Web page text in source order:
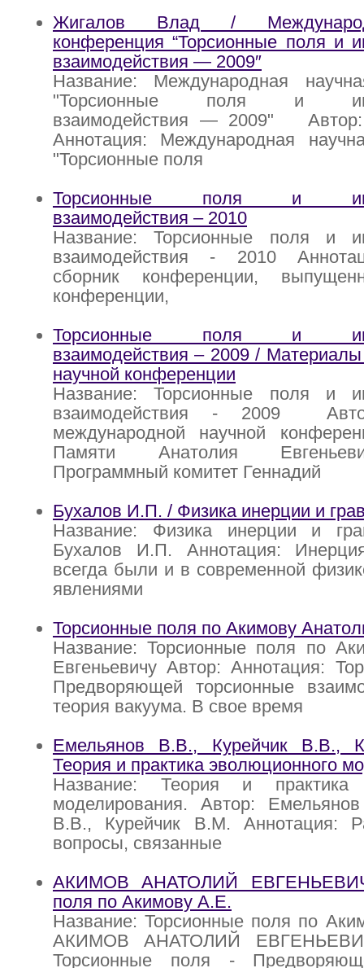
Жигалов Влад /
конференция “Торсионные поля и
взаимодействия — 2009″
Название: Международная
"Торсионные поля и
взаимодействия — 2009"
Аннотация: Международная
"Торсионные поля
Торсионные поля и
взаимодействия – 2010
Название: Торсионные поля и
взаимодействия - 2010
сборник конференции,
конференции,
Торсионные поля и
взаимодействия – 2009 /
научной конференции
Название: Торсионные поля и
взаимодействия - 2009
международной научной
Памяти Анатолия
Программный комитет Геннадий
Бухалов И.П. / Физика инерции и
Название: Физика инерции и
Бухалов И.П. Аннотация:
всегда были и в современной
явлениями
Торсионные поля по Акимову
Название: Торсионные поля по
Евгеньевичу Автор: Аннотация:
Предворяющей торсионные
теория вакуума. В свое время
Емельянов В.В., Курейчик В.В.,
Теория и практика эволюционного
Название: Теория и практика
моделирования. Автор:
В.В., Курейчик В.М. Аннотация:
вопросы, связанные
АКИМОВ АНАТОЛИЙ
поля по Акимову А.Е.
Название: Торсионные поля по
АКИМОВ АНАТОЛИЙ
Торсионные поля -